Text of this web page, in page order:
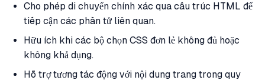
Cho phép di chuyển chính xác qua cấu trúc HTML để
tiếp cận các phần tử liên quan.
Hữu ích khi các bộ chọn CSS đơn lẻ không đủ hoặc
không khả dụng.
Hỗ trợ tương tác động với nội dung trang trong quy